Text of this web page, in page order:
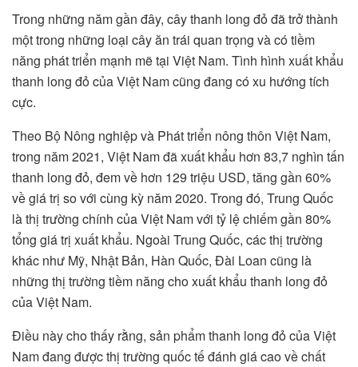
Trong những năm gần đây, cây thanh long đỏ đã trở thành
một trong những loại cây ăn trái quan trọng và có tiềm
năng phát triển mạnh mẽ tại Việt Nam. Tình hình xuất khẩu
thanh long đỏ của Việt Nam cũng đang có xu hướng tích
cực.
Theo Bộ Nông nghiệp và Phát triển nông thôn Việt Nam,
trong năm 2021, Việt Nam đã xuất khẩu hơn 83,7 nghìn tấn
thanh long đỏ, đem về hơn 129 triệu USD, tăng gần 60%
về giá trị so với cùng kỳ năm 2020. Trong đó, Trung Quốc
là thị trường chính của Việt Nam với tỷ lệ chiếm gần 80%
tổng giá trị xuất khẩu. Ngoài Trung Quốc, các thị trường
khác như Mỹ, Nhật Bản, Hàn Quốc, Đài Loan cũng là
những thị trường tiềm năng cho xuất khẩu thanh long đỏ
của Việt Nam.
Điều này cho thấy rằng, sản phẩm thanh long đỏ của Việt
Nam đang được thị trường quốc tế đánh giá cao về chất